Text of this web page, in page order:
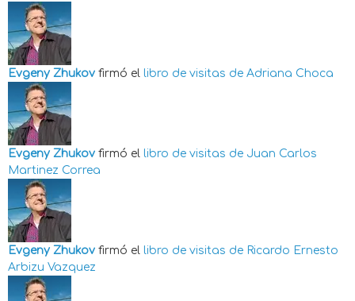
Evgeny Zhukov firmó el libro de visitas de Adriana Choca
Evgeny Zhukov firmó el libro de visitas de Juan Carlos
Martinez Correa
Evgeny Zhukov firmó el libro de visitas de Ricardo Ernesto
Arbizu Vazquez